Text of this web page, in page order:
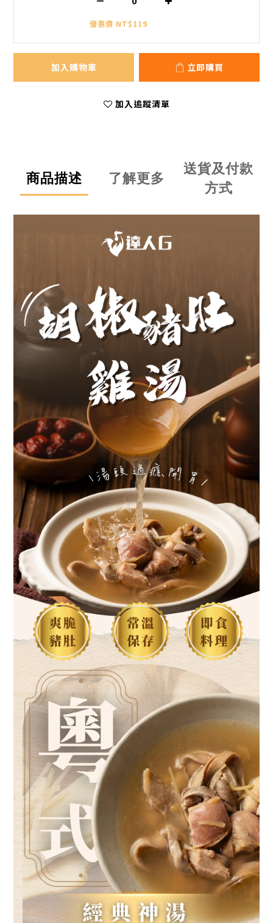
優惠價 NT$119
加入購物車 立即購買
加入追蹤清單
商品描述 了解更多
送貨及付款
方式